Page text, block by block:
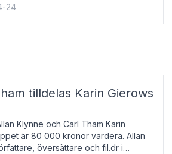
24
tilldelas Karin Gierows
Klynne och Carl Tham Karin
är 80 000 kronor vardera. Allan
översättare och fil.dr i